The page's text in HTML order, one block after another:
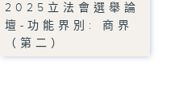
2025立法會選舉論
壇-功能界別: 商界
（第二）